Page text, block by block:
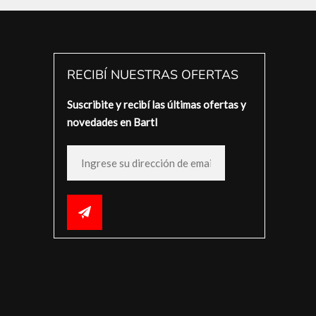
RECIBÍ NUESTRAS OFERTAS
Suscribite y recibí las últimas ofertas y
novedades en Bartl